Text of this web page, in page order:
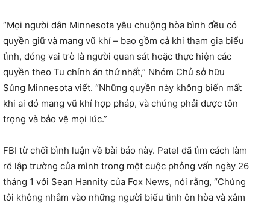
“Mọi người dân Minnesota yêu chuộng hòa bình đều có
quyền giữ và mang vũ khí – bao gồm cả khi tham gia biểu
tình, đóng vai trò là người quan sát hoặc thực hiện các
quyền theo Tu chính án thứ nhất,” Nhóm Chủ sở hữu
Súng Minnesota viết. “Những quyền này không biến mất
khi ai đó mang vũ khí hợp pháp, và chúng phải được tôn
trọng và bảo vệ mọi lúc.”
FBI từ chối bình luận về bài báo này. Patel đã tìm cách làm
rõ lập trường của mình trong một cuộc phỏng vấn ngày 26
tháng 1 với Sean Hannity của Fox News, nói rằng, “Chúng
tôi không nhắm vào những người biểu tình ôn hòa và xâm